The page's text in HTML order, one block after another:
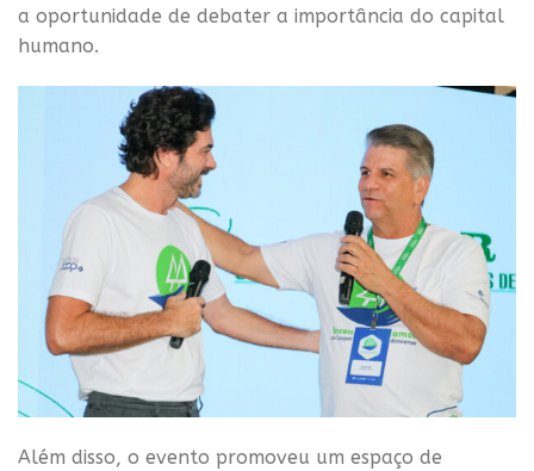
a oportunidade de debater a importância do capital
humano.
Além disso, o evento promoveu um espaço de